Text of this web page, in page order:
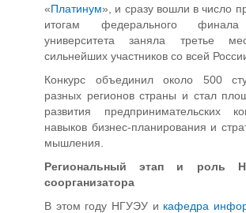
«Платинум», и сразу вошли в число
итогам федерального
университета заняла третье
сильнейших участников со всей
Конкурс объединил около 500
разных регионов страны и стал
развития предпринимательских
навыков бизнес-планирования и
мышления.
Региональный этап и роль
соорганизатора
В этом году НГУЭУ и кафедра